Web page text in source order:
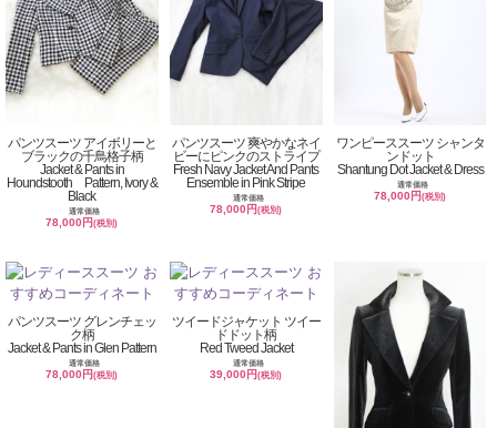
パンツスーツ アイボリーと
ブラックの千鳥格子柄
Jacket & Pants in
Houndstooth Pattern, Ivory &
Black
通常価格
78,000円(税別)
パンツスーツ 爽やかなネイ
ビーにピンクのストライプ
Fresh Navy Jacket And Pants
Ensemble in Pink Stripe
通常価格
78,000円(税別)
ワンピーススーツ シャンタ
ンドット
Shantung Dot Jacket & Dress
通常価格
78,000円(税別)
パンツスーツ グレンチェッ
ク柄
Jacket & Pants in Glen Pattern
通常価格
78,000円(税別)
ツイードジャケット ツイー
ドドット柄
Red Tweed Jacket
通常価格
39,000円(税別)